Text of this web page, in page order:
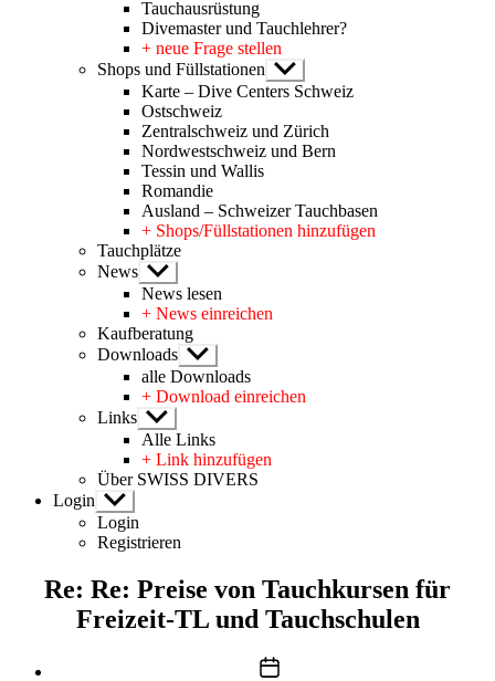
Tauchausrüstung
Divemaster und Tauchlehrer?
+ neue Frage stellen
Shops und Füllstationen Untermenü
anzeigen
Karte – Dive Centers Schweiz
Ostschweiz
Zentralschweiz und Zürich
Nordwestschweiz und Bern
Tessin und Wallis
Romandie
Ausland – Schweizer Tauchbasen
+ Shops/Füllstationen hinzufügen
Tauchplätze
News Untermenü
anzeigen
News lesen
+ News einreichen
Kaufberatung
Downloads Untermenü
anzeigen
alle Downloads
+ Download einreichen
Links Untermenü
anzeigen
Alle Links
+ Link hinzufügen
Über SWISS DIVERS
Login Untermenü
anzeigen
Login
Registrieren
Re: Re: Preise von Tauchkursen für
Freizeit-TL und Tauchschulen
Beitragsdatum